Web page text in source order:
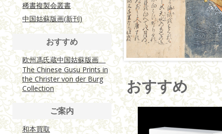
おすすめ
稀書複製会叢書
中国姑蘇版画(新刊)
おすすめ
欧州馮氏蔵中国姑蘇版画
The Chinese Gusu Prints in
the Christer von der Burg
Collection
ご案内
和本買取